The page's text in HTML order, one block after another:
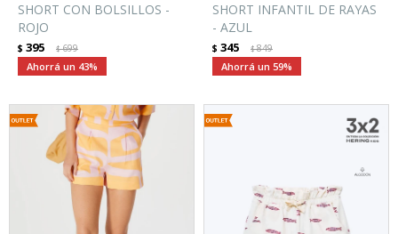
SHORT CON BOLSILLOS -
ROJO
$ 395 $699
43
SHORT INFANTIL DE RAYAS
- AZUL
$ 345 $849
59